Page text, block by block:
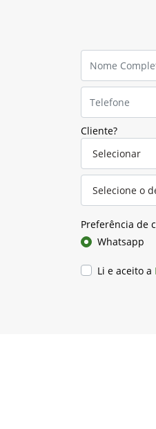
Cliente?
Preferência de
Whatsapp
Li e aceito a